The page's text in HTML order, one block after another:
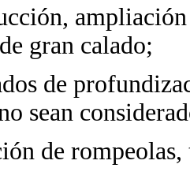
gran calado;
de
sean
de